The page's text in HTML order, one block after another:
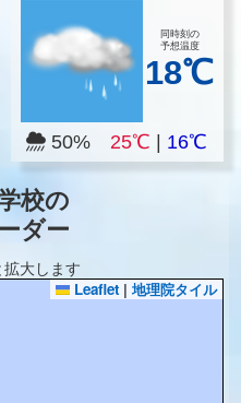
同時刻の
予想温度
18℃
50% 25℃ 16℃
校の
ダー
拡大します
Leaflet | 地理院タイル